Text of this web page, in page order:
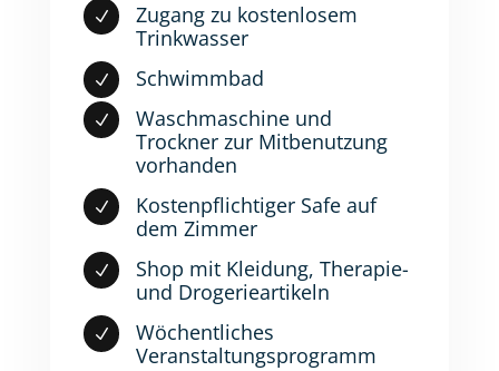
N
Zugang zu kostenlosem
Trinkwasser
N Schwimmbad
N
Waschmaschine und
Trockner zur Mitbenutzung
vorhanden
N
Kostenpflichtiger Safe auf
dem Zimmer
N
Shop mit Kleidung, Therapie-
und Drogerieartikeln
N
Wöchentliches
Veranstaltungsprogramm